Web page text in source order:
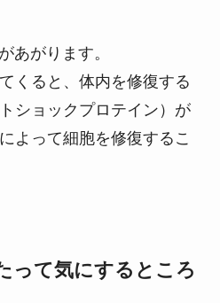
あがります。
くると、体内を修復する
ショックプロテイン）が
よって細胞を修復するこ
って気にするところ